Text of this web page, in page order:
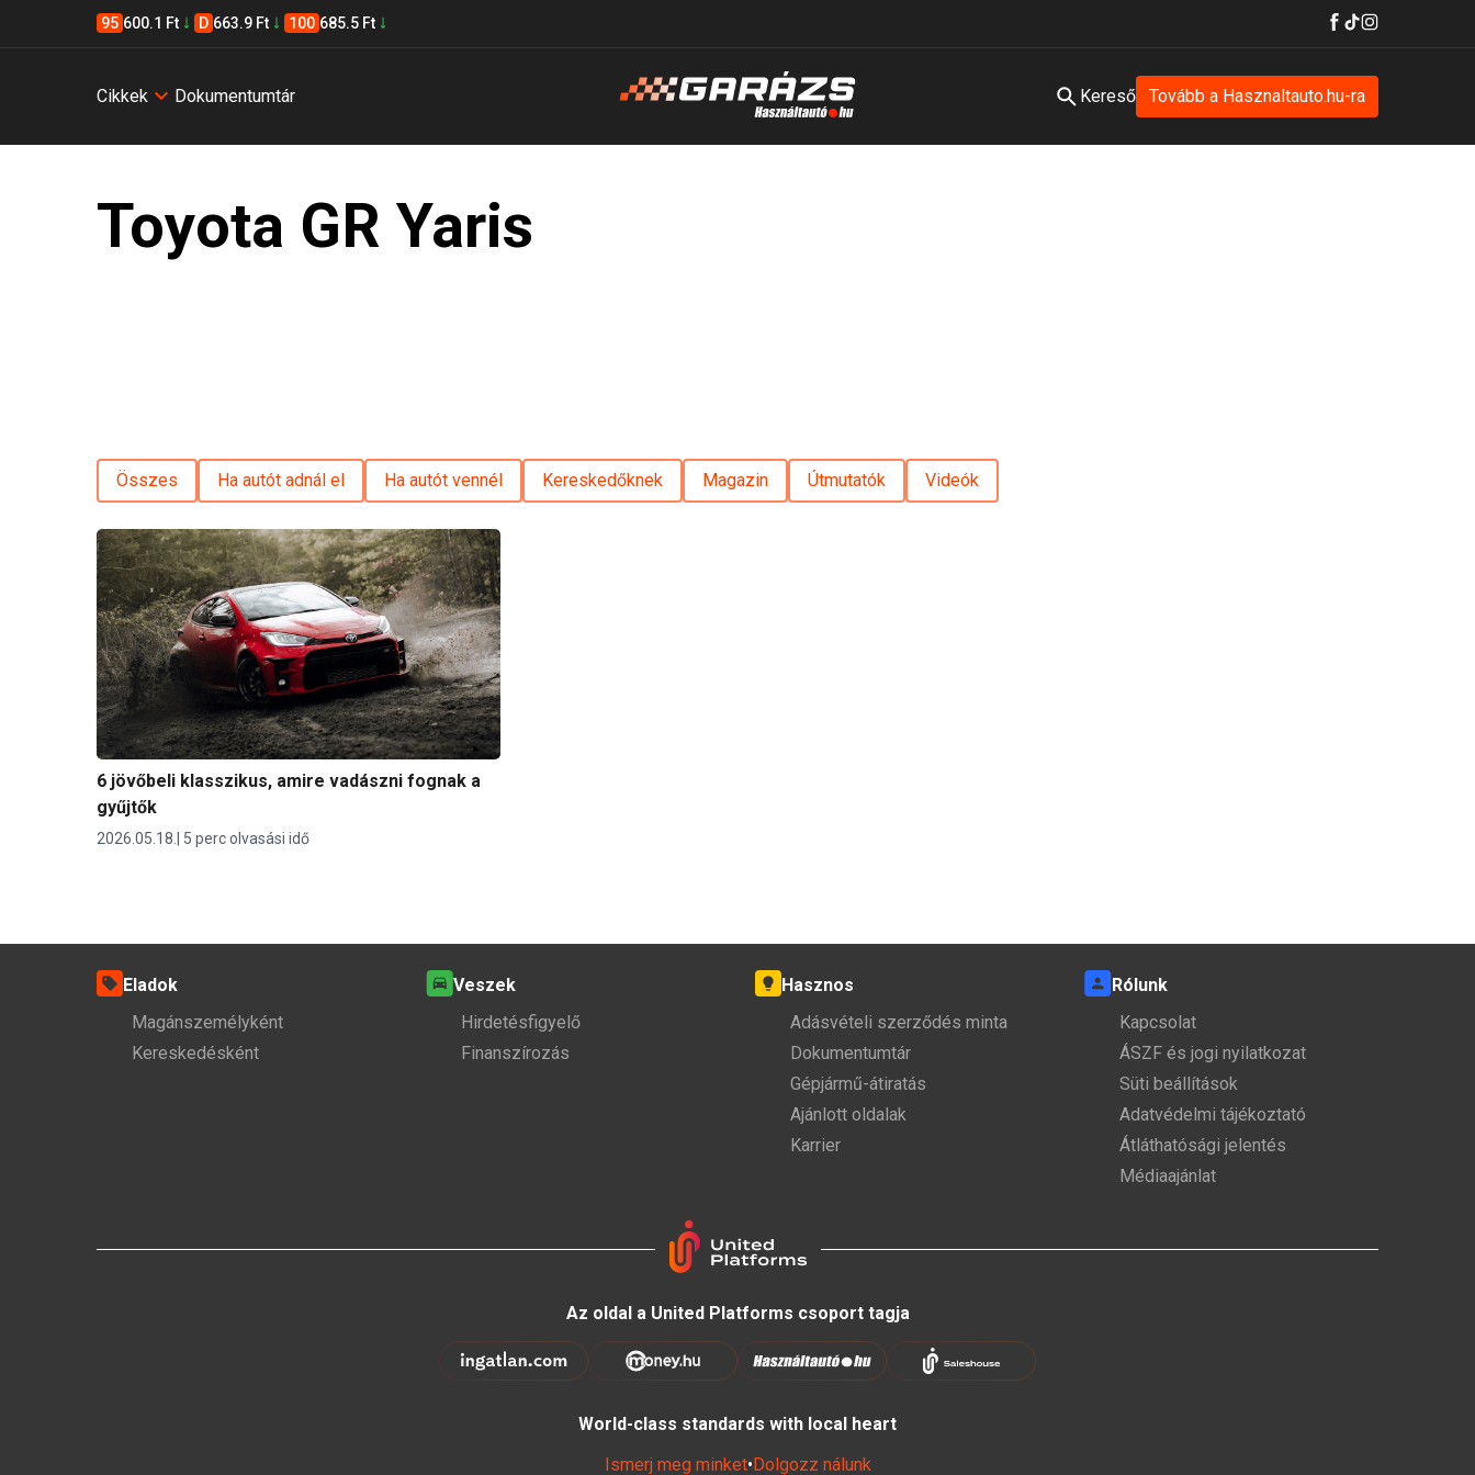
95 600.1 Ft D 663.9 Ft 100 685.5 Ft
Cikkek Dokumentumtár Kereső Tovább a Hasznaltauto.hu-ra
Toyota GR Yaris
Összes Ha autót adnál el Ha autót vennél Kereskedőknek Magazin Útmutatók Videók
6 jövőbeli klasszikus, amire vadászni fognak a
gyűjtők
2026.05.18. 5 perc olvasási idő
Eladok
Magánszemélyként
Kereskedésként
Veszek
Hirdetésfigyelő
Finanszírozás
Hasznos
Adásvételi szerződés minta
Dokumentumtár
Gépjármű-átiratás
Ajánlott oldalak
Karrier
Rólunk
Kapcsolat
ÁSZF és jogi nyilatkozat
Süti beállítások
Adatvédelmi tájékoztató
Átláthatósági jelentés
Médiaajánlat
Az oldal a United Platforms csoport tagja
World-class standards with local heart
Ismerj meg minket• Dolgozz nálunk